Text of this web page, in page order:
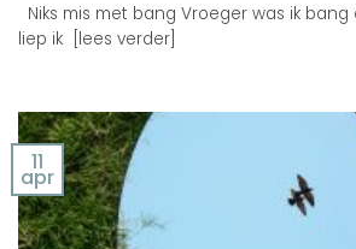
Niks mis met bang Vroeger was ik bang
liep ik [lees verder]
11
apr